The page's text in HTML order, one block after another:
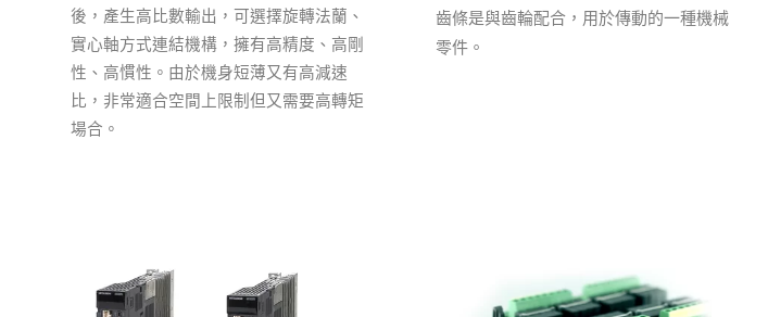
後，產生高比數輸出，可選擇旋轉法蘭、
實心軸方式連結機構，擁有高精度、高剛
性、高慣性。由於機身短薄又有高減速
比，非常適合空間上限制但又需要高轉矩
場合。
齒條是與齒輪配合，用於傳動的一種機械
零件。